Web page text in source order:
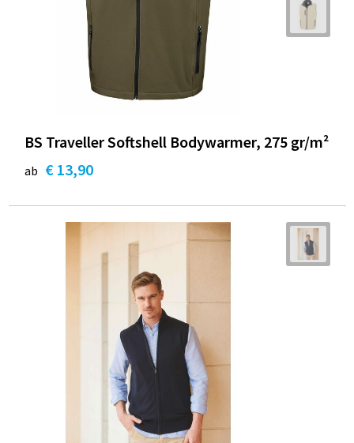
BS Traveller Softshell Bodywarmer, 275 gr/m²
ab € 13,90